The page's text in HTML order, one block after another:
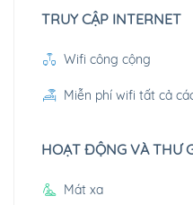
TRUY CẬP INTERNET
Wifi công cộng
Miễn phí wifi tất cả
HOẠT ĐỘNG VÀ THƯ
Mát xa